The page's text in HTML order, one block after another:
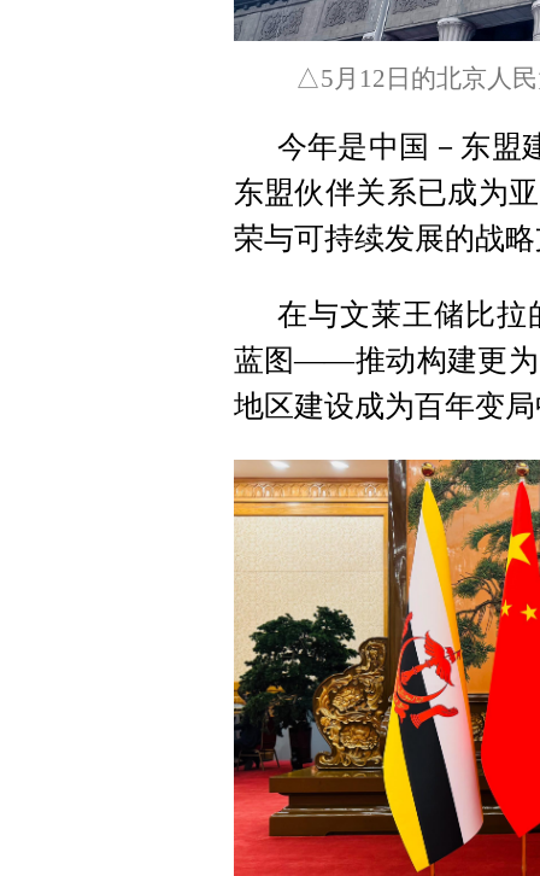
△5月12日的北京人
今年是中国－东盟
东盟伙伴关系已成为
荣与可持续发展的战
在与文莱王储比拉
蓝图——推动构建更为
地区建设成为百年变